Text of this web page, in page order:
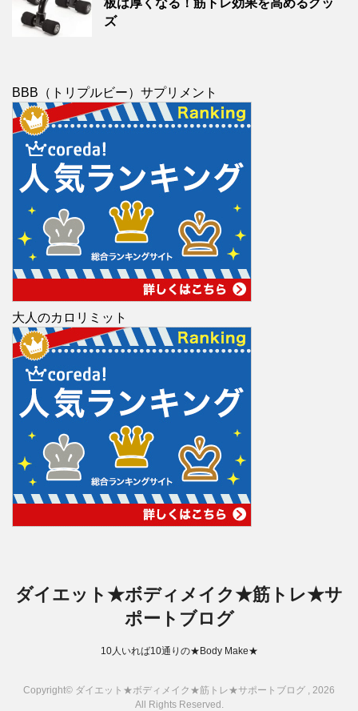
ズ
BBB（トリプルビー）サプリメント
大人のカロリミット
ダイエット★ボディメイク★筋トレ★サ
ポートブログ
10人いれば10通りの★Body Make★
Copyright© ダイエット★ボディメイク★筋トレ★サポートブログ , 2026
All Rights Reserved.